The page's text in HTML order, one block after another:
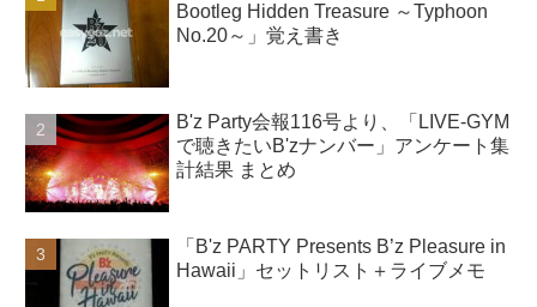
Bootleg Hidden Treasure ～Typhoon
No.20～」覚え書き
B'z Party会報116号より、「LIVE-GYM
で聴きたいB'zナンバー」アンケート集
計結果 まとめ
「B'z PARTY Presents B’z Pleasure in
Hawaii」セットリスト＋ライブメモ